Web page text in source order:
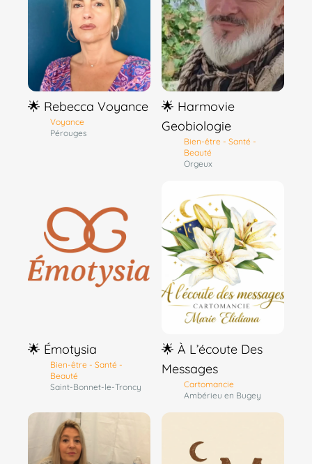
🌟 Rebecca Voyance
Voyance
Pérouges
🌟 Harmovie
Geobiologie
Bien-être - Santé -
Beauté
Orgeux
🌟 Émotysia
Bien-être - Santé -
Beauté
Saint-Bonnet-le-Troncy
🌟 À L’écoute Des
Messages
Cartomancie
Ambérieu en Bugey